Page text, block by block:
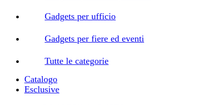
Gadgets per ufficio
Gadgets per fiere ed eventi
Tutte le categorie
Catalogo
Esclusive